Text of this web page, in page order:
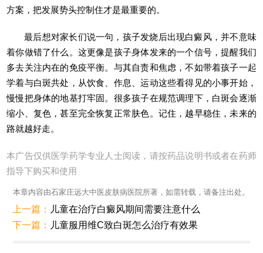
方案，把发展势头控制住才是最重要的。
最后想对家长们说一句，孩子发烧后出现白癜风，并不意味
着你做错了什么。这更像是孩子身体发来的一个信号，提醒我们
多去关注内在的免疫平衡。与其自责和焦虑，不如带着孩子一起
学着与白斑共处，从饮食、作息、运动这些看得见的小事开始，
慢慢把身体的地基打牢固。很多孩子在规范调理下，白斑会逐渐
缩小、复色，甚至完全恢复正常肤色。记住，越早稳住，未来的
路就越好走。
本广告仅供医学药学专业人士阅读，请按药品说明书或者在药师
指导下购买和使用
本章内容由石家庄远大中医皮肤病医院所著，如需转载，请备注出处。
上一篇：
儿童在治疗白癜风期间需要注意什么
下一篇：
儿童服用维C致白斑怎么治疗有效果